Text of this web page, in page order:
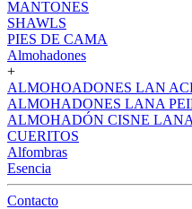
MANTONES
SHAWLS
PIES DE CAMA
Almohadones
+
ALMOHOADONES LAN
ALMOHADONES LANA
ALMOHADÓN CISNE
CUERITOS
Alfombras
Esencia
Contacto